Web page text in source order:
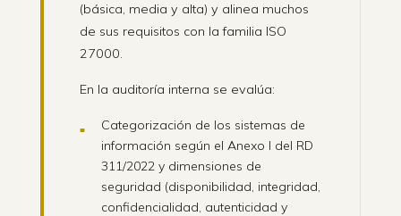
(básica, media y alta) y alinea muchos
de sus requisitos con la familia ISO
27000.
En la auditoría interna se evalúa:
Categorización de los sistemas de
información según el Anexo I del RD
311/2022 y dimensiones de
seguridad (disponibilidad, integridad,
confidencialidad, autenticidad y